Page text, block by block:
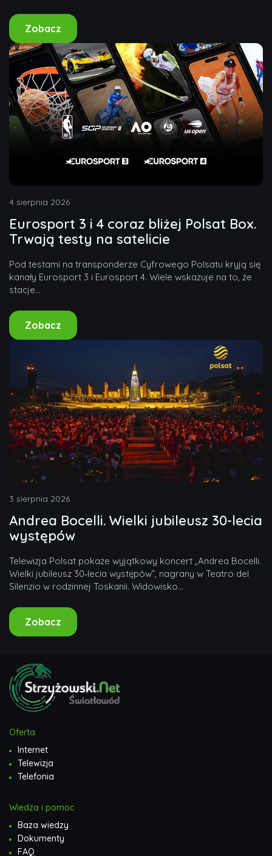
Zobacz
4 sierpnia 2026
Eurosport 3 i 4 coraz bliżej Polsat Box.
Trwają testy na satelicie
Pod testami na transponderze Cyfrowego Polsatu kryją się
kanały Eurosport 3 i Eurosport 4. Wiele wskazuje na to, że
stacje...
Zobacz
3 sierpnia 2026
Andrea Bocelli. Wielki jubileusz 30-lecia
występów
Telewizja Polsat pokaże wyjątkowy koncert „Andrea Bocelli.
Wielki jubileusz 30‑lecia występów”, nagrany w Teatro del
Silenzio w rodzinnej Toskanii. Widowisko...
Zobacz
Oferta
Internet
Telewizja
Telefonia
Wiedza i pomoc
Baza wiedzy
Dokumenty
FAQ